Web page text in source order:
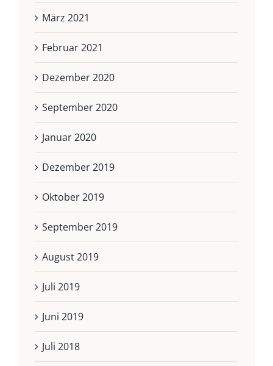
März 2021
Februar 2021
Dezember 2020
September 2020
Januar 2020
Dezember 2019
Oktober 2019
September 2019
August 2019
Juli 2019
Juni 2019
Juli 2018